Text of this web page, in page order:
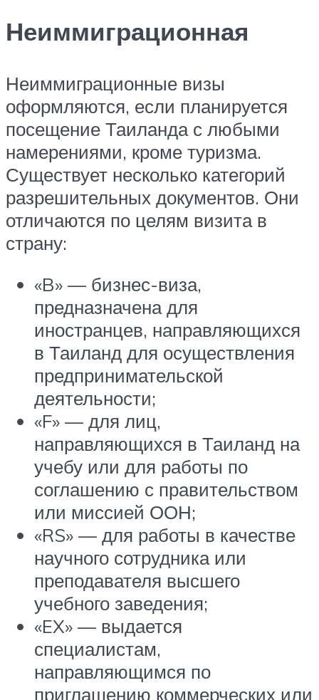
Неиммиграционная
Неиммиграционные визы
оформляются, если планируется
посещение Таиланда с любыми
намерениями, кроме туризма.
Существует несколько категорий
разрешительных документов. Они
отличаются по целям визита в
страну:
«B» — бизнес-виза,
предназначена для
иностранцев, направляющихся
в Таиланд для осуществления
предпринимательской
деятельности;
«F» — для лиц,
направляющихся в Таиланд на
учебу или для работы по
соглашению с правительством
или миссией ООН;
«RS» — для работы в качестве
научного сотрудника или
преподавателя высшего
учебного заведения;
«EX» — выдается
специалистам,
направляющимся по
приглашению коммерческих или